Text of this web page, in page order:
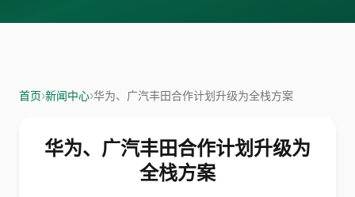
首页›新闻中心›华为、广汽丰田合作计划升级为全栈方案
华为、广汽丰田合作计划升级为
全栈方案